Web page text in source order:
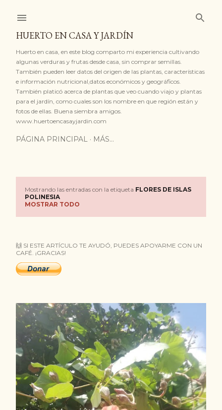
HUERTO EN CASA Y JARDÍN
Huerto en casa, en este blog comparto mi experiencia cultivando
algunas verduras y frutas desde casa, sin comprar semillas.
También pueden leer datos del origen de las plantas, características
e información nutricional,datos económicos y geográficos.
También platicó acerca de plantas que veo cuando viajo y plantas
para el jardín, como cuales son los nombre en que región están y
fotos de ellas. Buena siembra amigos.
www.huertoencasayjardin.com
PÁGINA PRINCIPAL MÁS…
n
t
r
a
a
s
Mostrando las entradas con la etiqueta FLORES DE ISLAS
POLINESIA
MOSTRAR TODO
🙌 SI ESTE ARTÍCULO TE AYUDÓ, PUEDES APOYARME CON UN
CAFÉ. ¡GRACIAS!